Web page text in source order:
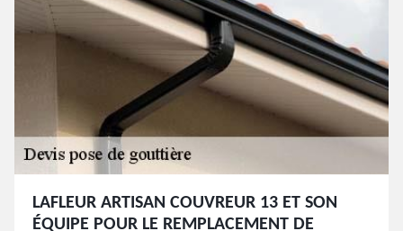
LAFLEUR ARTISAN COUVREUR 13 ET SON
ÉQUIPE POUR LE REMPLACEMENT DE